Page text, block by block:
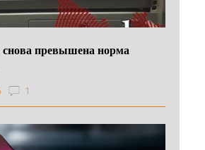
превышена норма
1